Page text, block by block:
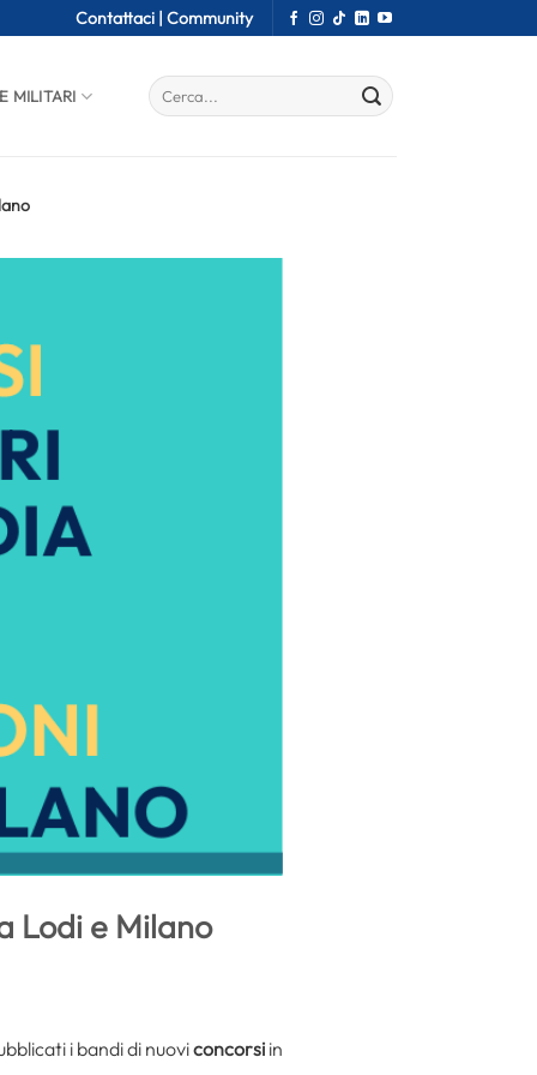
Contattaci | Community
MILITARI
Lodi e Milano
i bandi di nuoviconcorsi in